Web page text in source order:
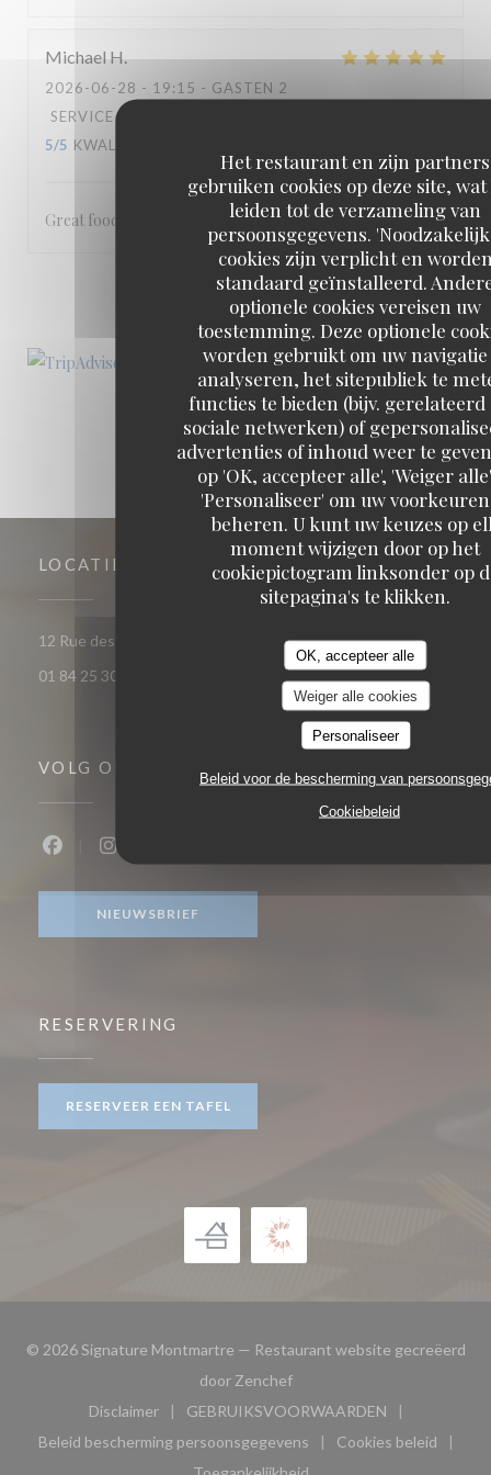
Het restaurant en zijn partners
gebruiken cookies op deze site,
leiden tot de verzameling van
persoonsgegevens.
cookies zijn verplicht en
standaard geïnstalleerd.
optionele cookies vereisen uw
toestemming. Deze optionele
worden gebruikt om uw
analyseren, het sitepubliek te
functies te bieden (bijv. gerelateerd
sociale netwerken) of
advertenties of inhoud weer te
op 'OK, accepteer alle', 'Weiger
'Personaliseer' om uw
beheren. U kunt uw keuzes op
moment wijzigen door op het
cookiepictogram linksonder op
sitepagina's te klikken.
OK, accepteer alle
Weiger alle cookies
Personaliseer
Beleid voor de bescherming van
Cookiebeleid
Michael H
2026-06-28 - 19:15 - GASTEN 2
SERVICE:
5/5 KWALITEIT / PRIJS
Great food and service!
2 3
LOCATIE
12 Rue des Trois Frères 75018 PARIS((opent in een nieuw
01 84 25 30 00
VOLG ONS
Facebook ((opent in een nieuw venster))
Instagram ((opent in een nieuw venster))
NIEUWSBRIEF
RESERVERING
RESERVEER EEN TAFEL
© 2026 Signature Montmartre — Restaurant website gecreëerd
door Zenchef((opent in een nieuw
Disclaimer
((opent in een nieuw venster))
GEBRUIKSVOORWAARDEN
((opent in een nieuw
Beleid bescherming persoonsgegevens
((opent in een nieuw venster))
Cookies beleid
((opent in